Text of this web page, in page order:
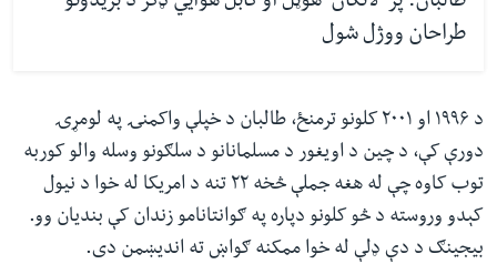
طراحان ووژل شول
د ۱۹۹۶ او ۲۰۰۱ کلونو ترمنځ، طالبان د خپلې واکمنۍ په لومړۍ
دورې کې، د چین د اویغور د مسلمانانو د سلګونو وسله والو کوربه
توب کاوه چې له هغه جملې څخه ۲۲ تنه د امریکا له خوا د نیول
کېدو وروسته د څو کلونو دپاره په ګوانتانامو زندان کې بندیان وو.
بیجینګ د دې ډلې له خوا ممکنه ګواښ ته اندیښمن دی.